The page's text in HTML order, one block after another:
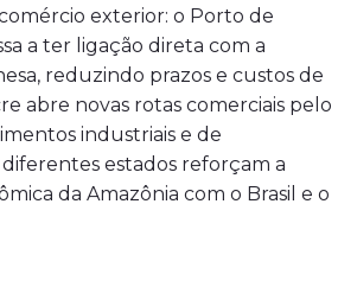
exterior: o Porto de
a ter ligação direta com a
reduzindo prazos e custos de
abre novas rotas comerciais pelo
industriais e de
estados reforçam a
da Amazônia com o Brasil e o